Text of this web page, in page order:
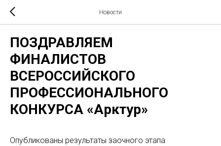
Новости
ПОЗДРАВЛЯЕМ
ФИНАЛИСТОВ
ВСЕРОССИЙСКОГО
ПРОФЕССИОНАЛЬНОГО
КОНКУРСА «Арктур»
Опубликованы результаты заочного этапа